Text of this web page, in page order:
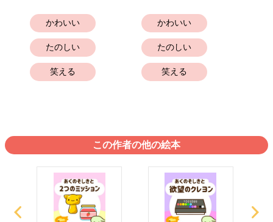
かわいい
たのしい
笑える
かわいい
たのしい
笑える
この作者の他の絵本